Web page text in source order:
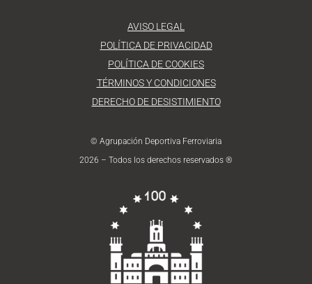
AVISO LEGAL
POLÍTICA DE PRIVACIDAD
POLÍTICA DE COOKIES
TÉRMINOS Y CONDICIONES
DERECHO DE DESISTIMIENTO
© Agrupación Deportiva Ferroviaria
2026 – Todos los derechos reservados ®